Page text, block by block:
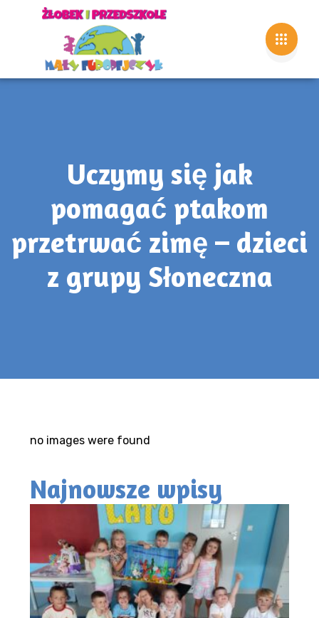
Uczymy się jak
pomagać ptakom
przetrwać zimę – dzieci
z grupy Słoneczna
no images were found
Najnowsze wpisy